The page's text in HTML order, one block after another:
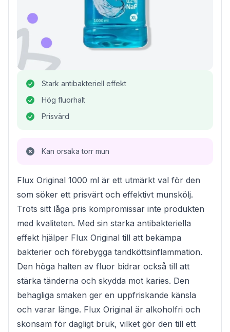
Stark antibakteriell effekt
Hög fluorhalt
Prisvärd
Kan orsaka torr mun
Flux Original 1000 ml är ett utmärkt val för den
som söker ett prisvärt och effektivt munskölj.
Trots sitt låga pris kompromissar inte produkten
med kvaliteten. Med sin starka antibakteriella
effekt hjälper Flux Original till att bekämpa
bakterier och förebygga tandköttsinflammation.
Den höga halten av fluor bidrar också till att
stärka tänderna och skydda mot karies. Den
behagliga smaken ger en uppfriskande känsla
och varar länge. Flux Original är alkoholfri och
skonsam för dagligt bruk, vilket gör den till ett